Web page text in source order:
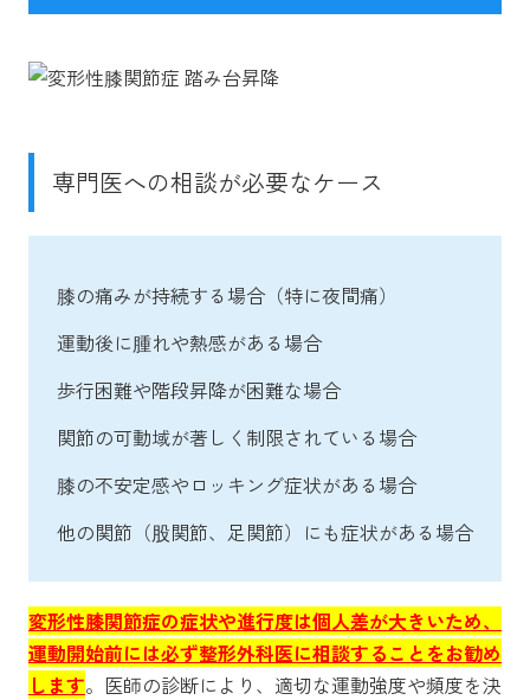
専門医への相談が必要なケース
膝の痛みが持続する場合（特に夜間痛）
運動後に腫れや熱感がある場合
歩行困難や階段昇降が困難な場合
関節の可動域が著しく制限されている場合
膝の不安定感やロッキング症状がある場合
他の関節（股関節、足関節）にも症状がある場合
変形性膝関節症の症状や進行度は個人差が大きいため、
運動開始前には必ず整形外科医に相談することをお勧め
します。医師の診断により、適切な運動強度や頻度を決